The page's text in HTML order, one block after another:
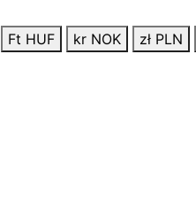
Ft HUF kr NOK zł PLN